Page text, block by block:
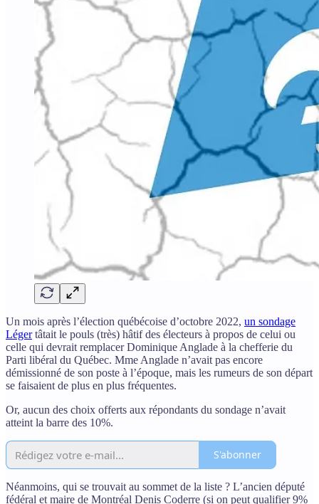
Un mois après l’élection québécoise d’octobre 2022, un sondage
Légertâtait le pouls (très) hâtif des électeurs à propos de celui ou
celle qui devrait remplacer Dominique Anglade à la chefferie du
Parti libéral du Québec. Mme Anglade n’avait pas encore
démissionné de son poste à l’époque, mais les rumeurs de son départ
se faisaient de plus en plus fréquentes.
Or, aucun des choix offerts aux répondants du sondage n’avait
atteint la barre des 10%.
S'abonner
Néanmoins, qui se trouvait au sommet de la liste ? L’ancien député
fédéral et maire de Montréal Denis Coderre (si on peut qualifier 9%